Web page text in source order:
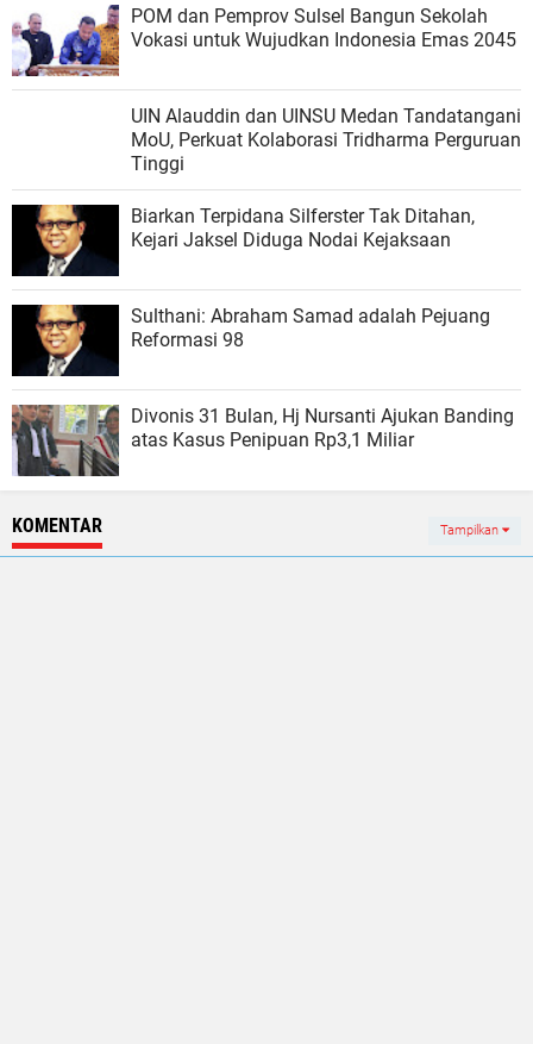
POM dan Pemprov Sulsel Bangun Sekolah
Vokasi untuk Wujudkan Indonesia Emas 2045
UIN Alauddin dan UINSU Medan Tandatangani
MoU, Perkuat Kolaborasi Tridharma Perguruan
Tinggi
Biarkan Terpidana Silferster Tak Ditahan,
Kejari Jaksel Diduga Nodai Kejaksaan
Sulthani: Abraham Samad adalah Pejuang
Reformasi 98
Divonis 31 Bulan, Hj Nursanti Ajukan Banding
atas Kasus Penipuan Rp3,1 Miliar
KOMENTAR Tampilkan